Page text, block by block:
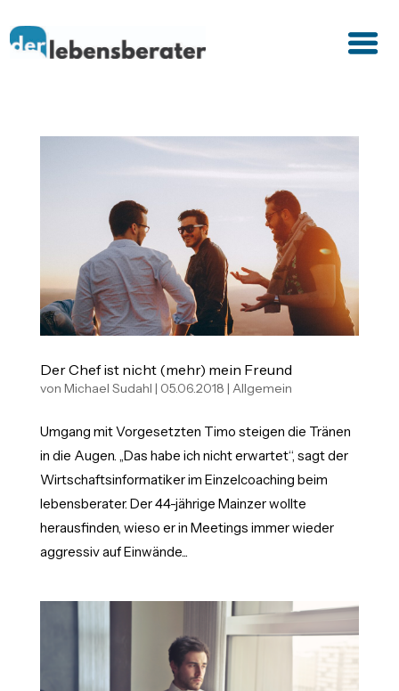
Der Chef ist nicht (mehr) mein Freund
von Michael Sudahl | 05.06.2018 | Allgemein
Umgang mit Vorgesetzten Timo steigen die Tränen
in die Augen. „Das habe ich nicht erwartet“, sagt der
Wirtschaftsinformatiker im Einzelcoaching beim
lebensberater. Der 44-jährige Mainzer wollte
herausfinden, wieso er in Meetings immer wieder
aggressiv auf Einwände...